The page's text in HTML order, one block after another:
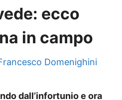
ecco
in campo
Domenighini
dall’infortunio e ora